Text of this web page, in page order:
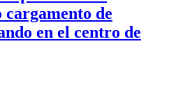
de
en el centro de